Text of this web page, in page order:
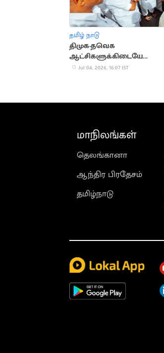
தமிழ் நாடு
திமுக-தவெக
ஆட்சிகளுக்கிடையே
வேறுபாடில்லை - நயினார்
Jul 04, 2026, 16:07 IST
மாநிலங்கள்
தெலங்கானா
ஆந்திர பிரதேசம்
தமிழ்நாடு